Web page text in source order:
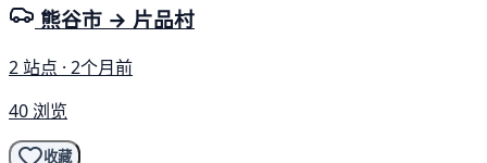
熊谷市 → 片品村
2 站点 · 2个月前
40 浏览
收藏